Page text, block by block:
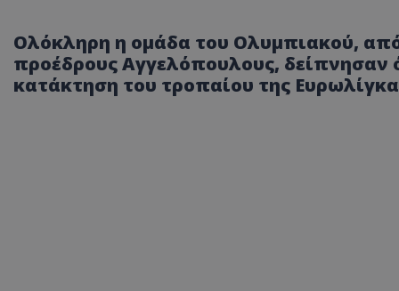
Ολόκληρη η ομάδα του Ολυμπιακού,
προέδρους Αγγελόπουλους, δείπνησαν
κατάκτηση του τροπαίου της